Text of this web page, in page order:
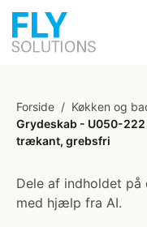
Forside / Køkken og
Grydeskab - U050-
trækant, grebsfri
Dele af indholdet
med hjælp fra AI.